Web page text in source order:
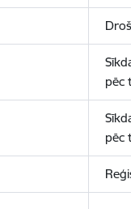
pēc
pēc